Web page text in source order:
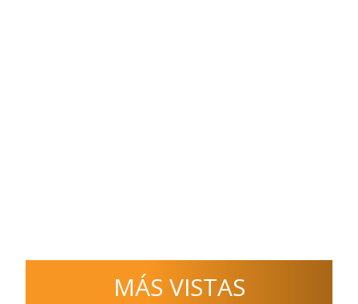
MÁS VISTAS